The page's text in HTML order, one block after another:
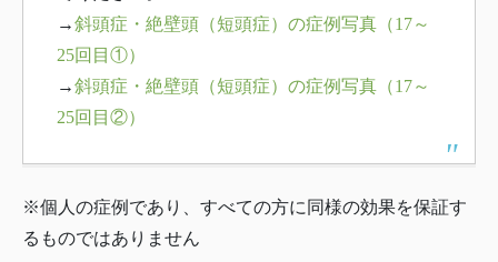
→斜頭症・絶壁頭（短頭症）の症例写真（17～
25回目①）
→斜頭症・絶壁頭（短頭症）の症例写真（17～
25回目②）
※個人の症例であり、すべての方に同様の効果を保証す
るものではありません